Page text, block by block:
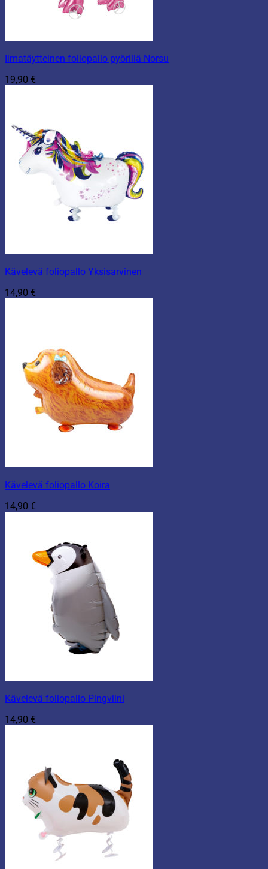
Ilmatäytteinen foliopallo pyörillä Norsu
19,90 €
Kävelevä foliopallo Yksisarvinen
14,90 €
Kävelevä foliopallo Koira
14,90 €
Kävelevä foliopallo Pingviini
14,90 €